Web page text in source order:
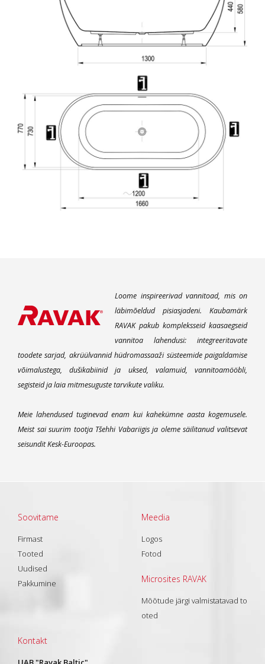
Loome inspireerivad vannitoad, mis on
läbimõeldud pisiasjadeni. Kaubamärk
RAVAK pakub kompleksseid kaasaegseid
vannitoa lahendusi: integreeritavate
toodete sarjad, akrüülvannid hüdromassaaži süsteemide paigaldamise
võimalustega, dušikabiinid ja uksed, valamuid, vannitoamööbli,
segisteid ja laia mitmesuguste tarvikute valiku.
Meie lahendused tuginevad enam kui kahekümne aasta kogemusele.
Meist sai suurim tootja Tšehhi Vabariigis ja oleme säilitanud valitsevat
seisundit Kesk-Euroopas.
Soovitame
Firmast
Tooted
Uudised
Pakkumine
Meedia
Logos
Fotod
Microsites RAVAK
Mõõtude järgi valmistatavad to
oted
Kontakt